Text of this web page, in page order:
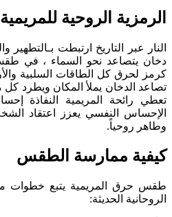
الرمزية الروحية للمريمية
النار عبر التاريخ ارتبطت بـالتطهير
دخان يتصاعد نحو السماء ، في
كرمز لحرق كل الطاقات السلبية
تصاعد الدخان يملأ المكان ويطرد
تعطي رائحة المريمية النفاذة
الإحساس النفسي يعزز اعتقاد
وطاهر روحياً.
كيفية ممارسة الطقس
طقس حرق المريمية يتبع خطوات
الروحانية الحديثة: